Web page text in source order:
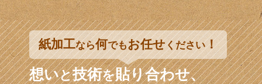
紙加工なら何でもお任せください！
想いと技術を貼り合わせ、